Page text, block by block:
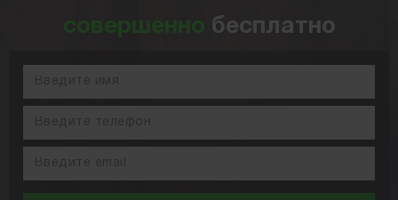
совершенно бесплатно